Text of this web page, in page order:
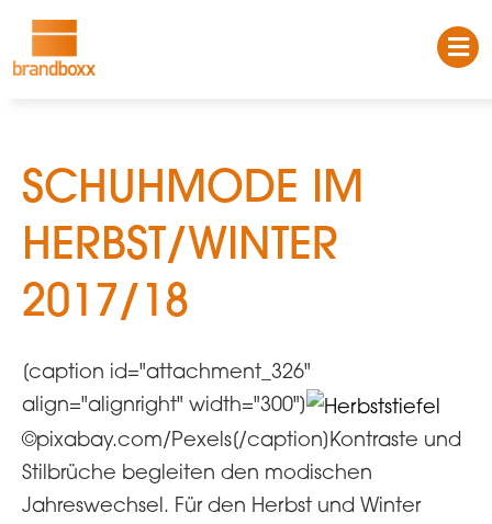
SCHUHMODE IM
HERBST/WINTER
2017/18
[caption id="attachment_326"
align="alignright" width="300"]
©pixabay.com/Pexels[/caption]Kontraste und
Stilbrüche begleiten den modischen
Jahreswechsel. Für den Herbst und Winter